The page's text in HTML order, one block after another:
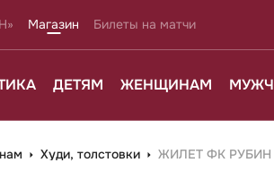
Магазин Билеты на матчи
ДЕТЯМ ЖЕНЩИНАМ
Худи, толстовки ЖИЛЕТ ФК РУБИН